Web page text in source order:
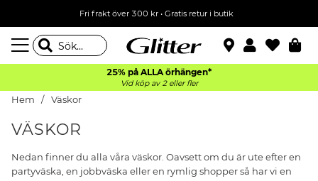
Fri frakt över 300 kr• Gratis retur i butik
25% på ALLA örhängen*
Vid köp av 2 eller fler
Hem Väskor
VÄSKOR
Nedan finner du alla våra väskor. Oavsett om du är ute efter en
partyväska, en jobbväska eller en rymlig shopper så har vi en